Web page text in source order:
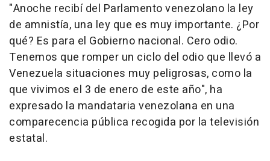
"Anoche recibí del Parlamento venezolano la ley
de amnistía, una ley que es muy importante. ¿Por
qué? Es para el Gobierno nacional. Cero odio.
Tenemos que romper un ciclo del odio que llevó a
Venezuela situaciones muy peligrosas, como la
que vivimos el 3 de enero de este año", ha
expresado la mandataria venezolana en una
comparecencia pública recogida por la televisión
estatal.